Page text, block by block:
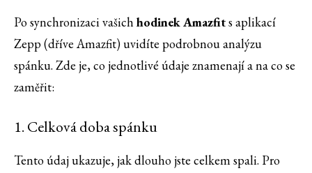
Po synchronizaci vašichhodinek Amazfits aplikací
Zepp (dříve Amazfit) uvidíte podrobnou analýzu
spánku. Zde je, co jednotlivé údaje znamenají a na co se
zaměřit:
1. Celková doba spánku
Tento údaj ukazuje, jak dlouho jste celkem spali. Pro